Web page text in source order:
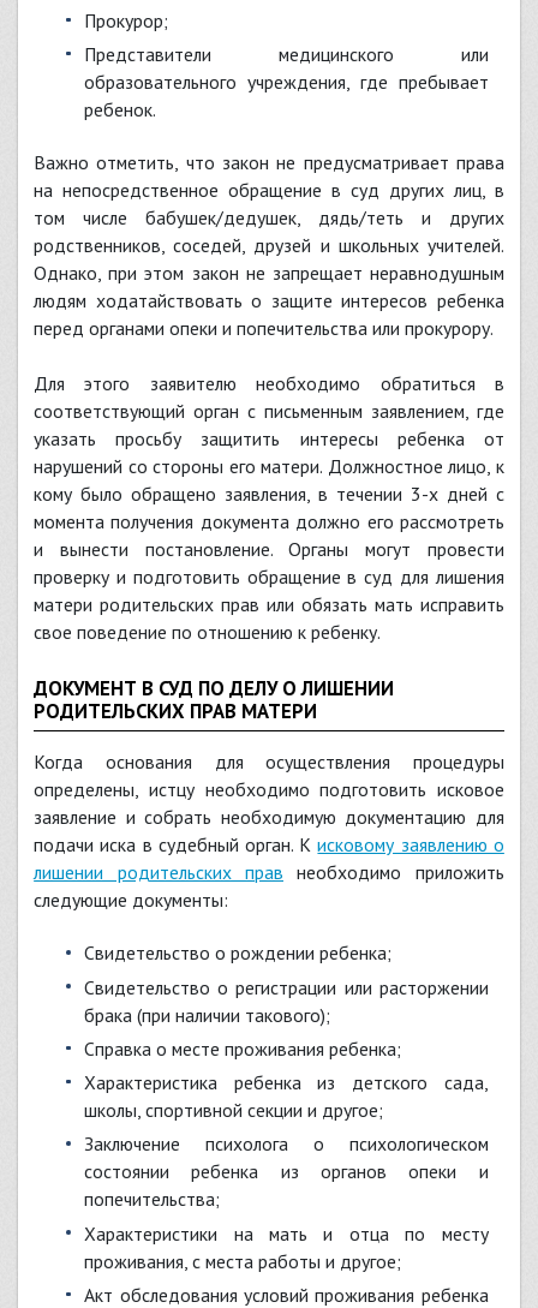
прокурор;
представители медицинского или
образовательного учреждения, где пребывает
ребенок.
Важно отметить, что закон не предусматривает права
на непосредственное обращение в суд других лиц, в
том числе бабушек/дедушек, дядь/теть и других
родственников, соседей, друзей и школьных учителей.
Однако, при этом закон не запрещает неравнодушным
людям ходатайствовать о защите интересов ребенка
перед органами опеки и попечительства или прокурору.
Для этого заявителю необходимо обратиться в
соответствующий орган с письменным заявлением, где
указать просьбу защитить интересы ребенка от
нарушений со стороны его матери. Должностное лицо, к
кому было обращено заявления, в течении 3-х дней с
момента получения документа должно его рассмотреть
и вынести постановление. Органы могут провести
проверку и подготовить обращение в суд для лишения
матери родительских прав или обязать мать исправить
свое поведение по отношению к ребенку.
ДОКУМЕНТ В СУД ПО ДЕЛУ О ЛИШЕНИИ
РОДИТЕЛЬСКИХ ПРАВ МАТЕРИ
Когда основания для осуществления процедуры
определены, истцу необходимо подготовить исковое
заявление и собрать необходимую документацию для
подачи иска в судебный орган. Кисковому заявлению о
лишении родительских прав необходимо приложить
следующие документы:
свидетельство о рождении ребенка;
свидетельство о регистрации или расторжении
брака (при наличии такового);
справка о месте проживания ребенка;
характеристика ребенка из детского сада,
школы, спортивной секции и другое;
заключение психолога о психологическом
состоянии ребенка из органов опеки и
попечительства;
характеристики на мать и отца по месту
проживания, с места работы и другое;
акт обследования условий проживания ребенка